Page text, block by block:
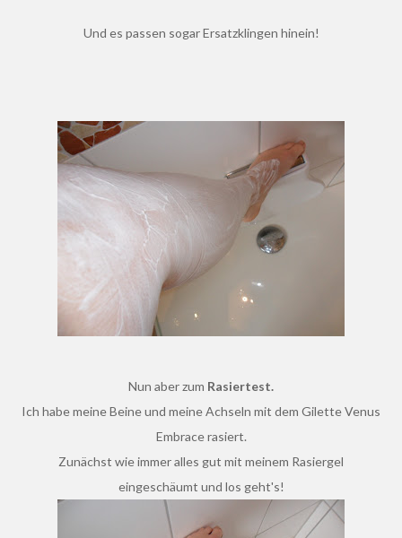
Und es passen sogar Ersatzklingen hinein!
Nun aber zum Rasiertest.
Ich habe meine Beine und meine Achseln mit dem Gilette Venus
Embrace rasiert.
Zunächst wie immer alles gut mit meinem Rasiergel
eingeschäumt und los geht's!